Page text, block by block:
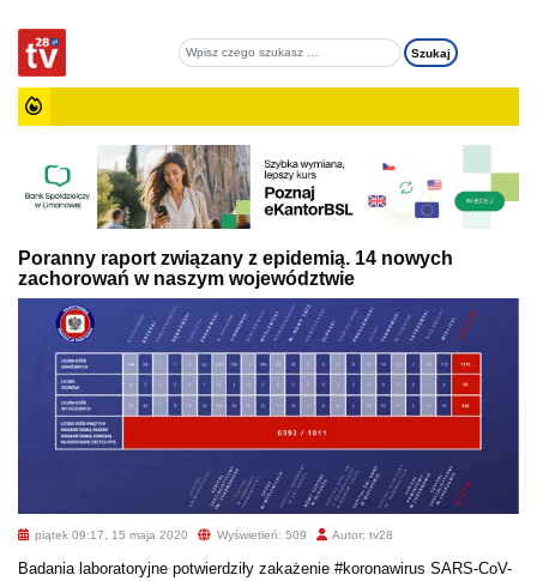
Poranny raport związany z epidemią. 14 nowych
zachorowań w naszym województwie
piątek 09:17, 15 maja 2020 Wyświetleń: 509 Autor: tv28
Badania laboratoryjne potwierdziły zakażenie #koronawirus SARS-CoV-